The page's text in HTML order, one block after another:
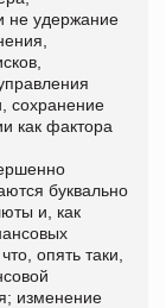
не удержание
сохранение
как фактора
буквально
и, как
опять таки,
изменение